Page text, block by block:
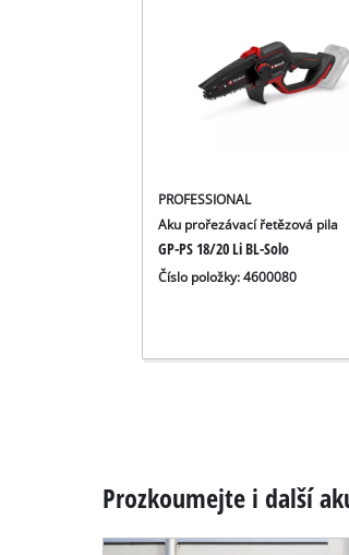
PROFESSIONAL
Aku prořezávací řetězová pila
GP-PS 18/20 Li BL-Solo
Číslo položky: 4600080
Prozkoumejte i další